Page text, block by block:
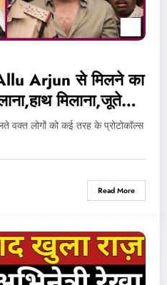
Arjun से मिलने का
मिलाना,जूते
वक्त लोगों को कई तरह के प्रोटोकॉल्स
Read More